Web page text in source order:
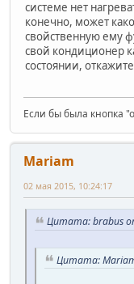
системе нет
конечно, может
свойственную ему
свой кондиционер
состоянии,
Если бы была кнопка
Mariam
02 мая 2015, 10:24:17
Цитата: brabus
Цитата: